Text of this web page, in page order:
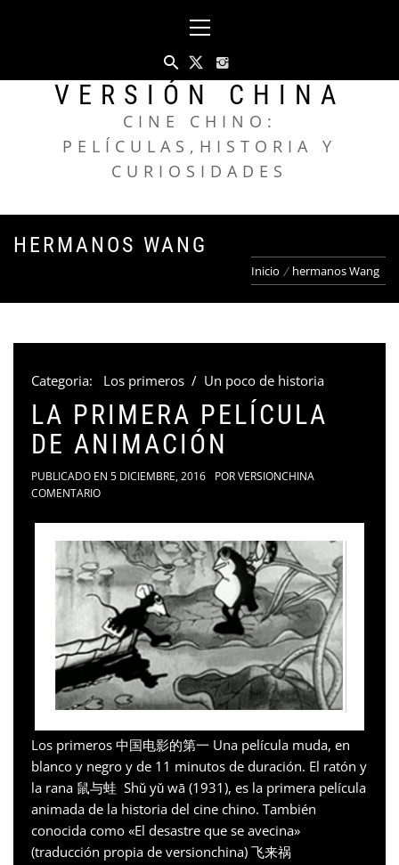
principal
VERSIÓN CHINA
CINE CHINO:
PELÍCULAS,HISTORIA Y
CURIOSIDADES
HERMANOS WANG
Inicio hermanos Wang
Categoria: Los primeros / Un poco de historia
LA PRIMERA PELÍCULA
DE ANIMACIÓN
PUBLICADO EN 5 DICIEMBRE, 2016 PORVERSIONCHINA
COMENTARIO
Los primeros 中国电影的第一 Una película muda, en
blanco y negro y de 11 minutos de duración. El ratón y
la rana 鼠与蛙 Shǔ yǔ wā (1931), es la primera película
animada de la historia del cine chino. También
conocida como «El desastre que se avecina»
(traducción propia de versionchina) 飞来祸